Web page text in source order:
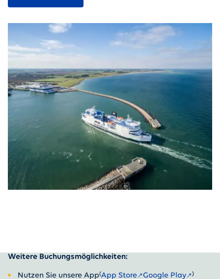
Weitere Buchungsmöglichkeiten:
Nutzen Sie unsere App(App Store Google Play )